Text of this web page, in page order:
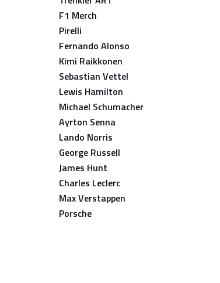
F1 Merch
Pirelli
Fernando Alonso
Kimi Raikkonen
Sebastian Vettel
Lewis Hamilton
Michael Schumacher
Ayrton Senna
Lando Norris
George Russell
James Hunt
Charles Leclerc
Max Verstappen
Porsche